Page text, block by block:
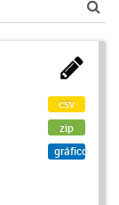
csv
zip
gráfico